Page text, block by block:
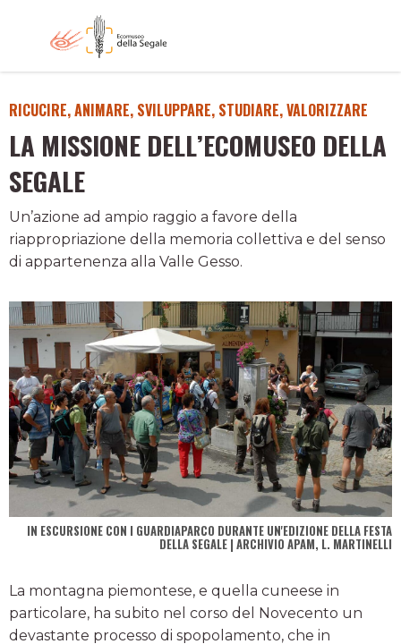
RICUCIRE, ANIMARE, SVILUPPARE, STUDIARE, VALORIZZARE
LA MISSIONE DELL’ECOMUSEO DELLA
SEGALE
Un’azione ad ampio raggio a favore della
riappropriazione della memoria collettiva e del senso
di appartenenza alla Valle Gesso.
IN ESCURSIONE CON I GUARDIAPARCO DURANTE UN'EDIZIONE DELLA FESTA
DELLA SEGALE | ARCHIVIO APAM, L. MARTINELLI
La montagna piemontese, e quella cuneese in
particolare, ha subito nel corso del Novecento un
devastante processo di spopolamento, che in